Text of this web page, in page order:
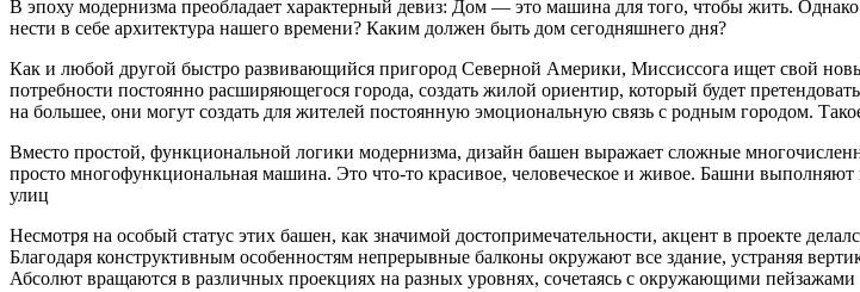
В эпоху модернизма преобладает характерный девиз: Дом — это машина для того, чтобы жить.
нести в себе архитектура нашего времени? Каким должен быть дом сегодняшнего дня?
Как и любой другой быстро развивающийся пригород Северной Америки, Миссиссога ищет свой
потребности постоянно расширяющегося города, создать жилой ориентир, который будет
на большее, они могут создать для жителей постоянную эмоциональную связь с родным городом.
Вместо простой, функциональной логики модернизма, дизайн башен выражает сложные
просто многофункциональная машина. Это что-то красивое, человеческое и живое. Башни выполняют
улиц
Несмотря на особый статус этих башен, как значимой достопримечательности, акцент в проекте
Благодаря конструктивным особенностям непрерывные балконы окружают все здание, устраняя
Абсолют вращаются в различных проекциях на разных уровнях, сочетаясь с окружающими пейзажами